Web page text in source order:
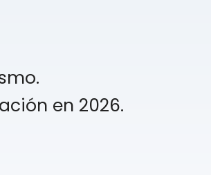
en 2026.